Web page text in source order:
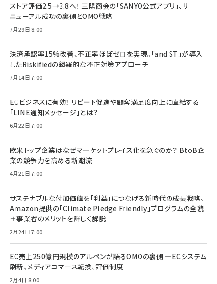
ストア評価2.5→3.8へ！ 三陽商会の「SANYO公式アプリ」、リ
ニューアル成功の裏側とOMO戦略
7月29日 8:00
決済承認率15%改善、不正率ほぼゼロを実現。「and ST」が導入
したRiskifiedの網羅的な不正対策アプローチ
7月14日 7:00
ECビジネスに有効！ リピート促進や顧客満足度向上に直結する
「LINE通知メッセージ」とは？
6月22日 7:00
欧米トップ企業はなぜマーケットプレイス化を急ぐのか？ BtoB企
業の競争力を高める新潮流
4月21日 7:00
サステナブルな付加価値を「利益」につなげる新時代の成長戦略。
Amazon提供の「Climate Pledge Friendly」プログラムの全貌
＋事業者のメリットを詳しく解説
2月24日 7:00
EC売上250億円規模のアルペンが語るOMOの裏側 ―ECシステム
刷新、メディアコマース転換、評価制度
2月4日 8:00